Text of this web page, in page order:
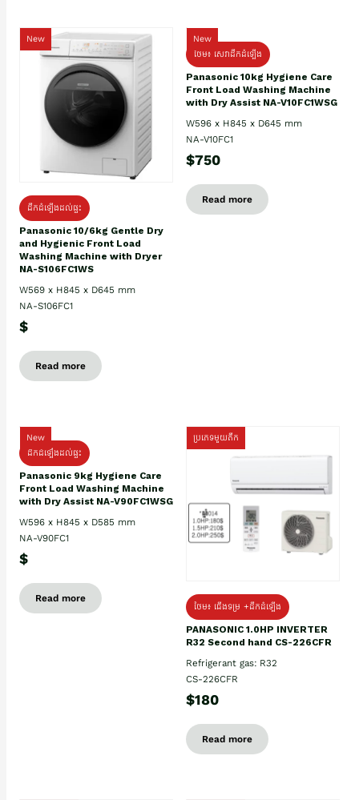
New
ដឹកដំឡើងដល់ផ្ទះ
Panasonic 10/6kg Gentle Dry
and Hygienic Front Load
Washing Machine with Dryer
NA-S106FC1WS
W569 x H845 x D645 mm
NA-S106FC1
$
Read more
New
ថែម៖ សេវាដឹកដំឡើង
Panasonic 10kg Hygiene Care
Front Load Washing Machine
with Dry Assist NA-V10FC1WSG
W596 x H845 x D645 mm
NA-V10FC1
$750
Read more
New
ដឹកដំឡើងដល់ផ្ទះ
Panasonic 9kg Hygiene Care
Front Load Washing Machine
with Dry Assist NA-V90FC1WSG
W596 x H845 x D585 mm
NA-V90FC1
$
Read more
ប្រភេទមួយតឹក
ថែម៖ ជើងទម្រ +ដឹកដំឡើង
PANASONIC 1.0HP INVERTER
R32 Second hand CS-226CFR
Refrigerant gas: R32
CS-226CFR
$180
Read more